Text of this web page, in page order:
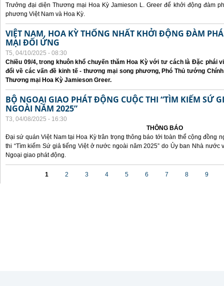
Trưởng đại diện Thương mại Hoa Kỳ Jamieson L. Greer để khởi động đàm
phương Việt Nam và Hoa Kỳ.
VIỆT NAM, HOA KỲ THỐNG NHẤT KHỞI ĐỘNG ĐÀM
MẠI ĐỐI ỨNG
T5, 04/10/2025 - 08:30
Chiều 09/4, trong khuôn khổ chuyến thăm Hoa Kỳ với tư cách là Đặc phái
đổi về các vấn đề kinh tế - thương mại song phương, Phó Thủ tướng
Thương mại Hoa Kỳ Jamieson Greer.
BỘ NGOẠI GIAO PHÁT ĐỘNG CUỘC THI “TÌM KIẾM SỨ
NGOÀI NĂM 2025”
T3, 04/08/2025 - 16:30
THÔNG BÁO
Đại sứ quán Việt Nam tại Hoa Kỳ trân trọng thông báo tới toàn thể cộng đồng
thi “Tìm kiếm Sứ giả tiếng Việt ở nước ngoài năm 2025” do Ủy ban Nhà
Ngoại giao phát động.
1 2 3 4 5 6 7 8 9